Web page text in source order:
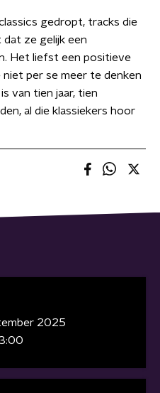
gedropt, tracks die
dat ze gelijk een
Het liefst een positieve
per se meer te denken
van tien jaar, tien
al die klassiekers hoor
2025